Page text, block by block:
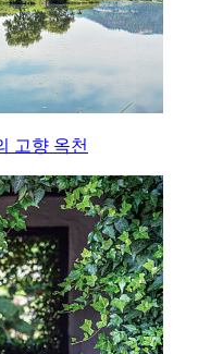
고향 옥천